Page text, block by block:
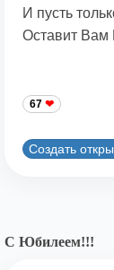
И пусть
Оставит
67
Создать
С Юбилеем!!!